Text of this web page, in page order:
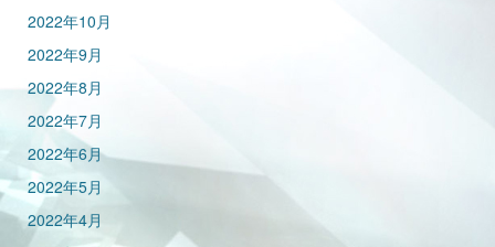
2022年10月
2022年9月
2022年8月
2022年7月
2022年6月
2022年5月
2022年4月